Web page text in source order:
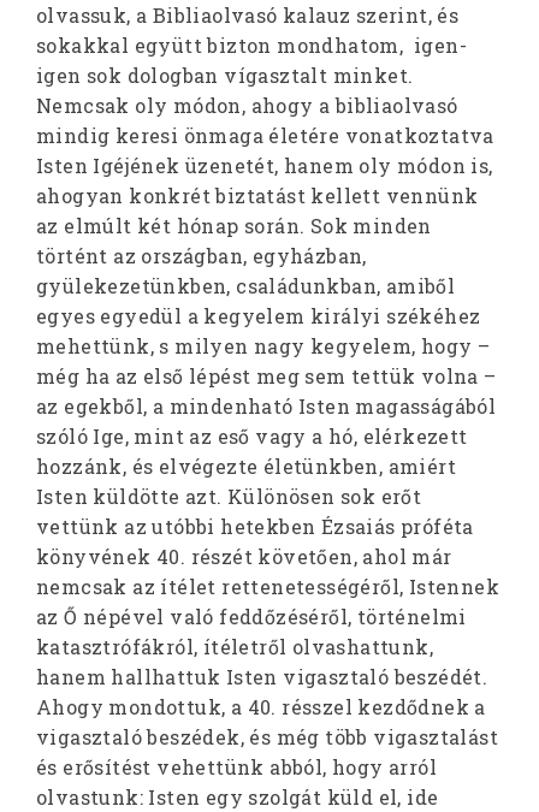
olvassuk, a Bibliaolvasó kalauz szerint, és
sokakkal együtt bizton mondhatom, igen-
igen sok dologban vígasztalt minket.
Nemcsak oly módon, ahogy a bibliaolvasó
mindig keresi önmaga életére vonatkoztatva
Isten Igéjének üzenetét, hanem oly módon is,
ahogyan konkrét biztatást kellett vennünk
az elmúlt két hónap során. Sok minden
történt az országban, egyházban,
gyülekezetünkben, családunkban, amiből
egyes egyedül a kegyelem királyi székéhez
mehettünk, s milyen nagy kegyelem, hogy –
még ha az első lépést meg sem tettük volna –
az egekből, a mindenható Isten magasságából
szóló Ige, mint az eső vagy a hó, elérkezett
hozzánk, és elvégezte életünkben, amiért
Isten küldötte azt. Különösen sok erőt
vettünk az utóbbi hetekben Ézsaiás próféta
könyvének 40. részét követően, ahol már
nemcsak az ítélet rettenetességéről, Istennek
az Ő népével való feddőzéséről, történelmi
katasztrófákról, ítéletről olvashattunk,
hanem hallhattuk Isten vigasztaló beszédét.
Ahogy mondottuk, a 40. résszel kezdődnek a
vigasztaló beszédek, és még több vigasztalást
és erősítést vehettünk abból, hogy arról
olvastunk: Isten egy szolgát küld el, ide